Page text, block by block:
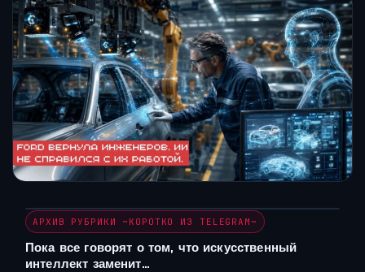
АРХИВ РУБРИКИ ~КОРОТКО ИЗ TELEGRAM~
Пока все говорят о том, что искусственный
интеллект заменит…